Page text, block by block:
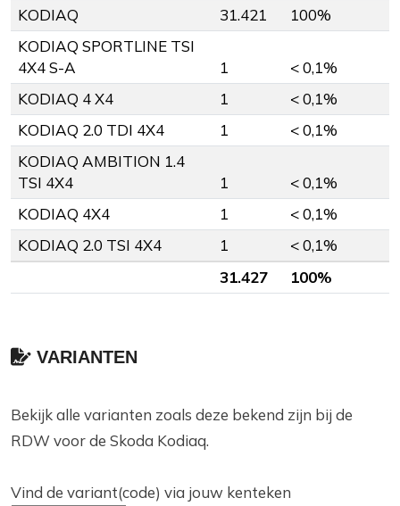
KODIAQ
31.421
100%
KODIAQ SPORTLINE TSI
4X4 S-A
1
< 0,1%
KODIAQ 4 X4
1
< 0,1%
KODIAQ 2.0 TDI 4X4
1
< 0,1%
KODIAQ AMBITION 1.4
TSI 4X4
1
< 0,1%
KODIAQ 4X4
1
< 0,1%
KODIAQ 2.0 TSI 4X4
1
< 0,1%
31.427
100%
VARIANTEN
Bekijk alle varianten zoals deze bekend zijn bij de
RDW voor de Skoda Kodiaq.
Vind de variant(code) via jouw kenteken